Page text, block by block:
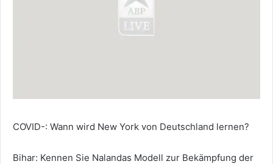
COVID-: Wann wird New York von Deutschland lernen?
Bihar: Kennen Sie Nalandas Modell zur Bekämpfung der